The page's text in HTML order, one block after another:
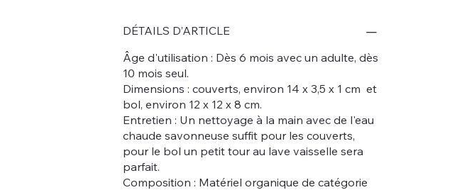
DÉTAILS D’ARTICLE
Âge d'utilisation : Dès 6 mois avec un adulte, dès
10 mois seul.
Dimensions : couverts, environ 14 x 3,5 x 1 cm et
bol, environ 12 x 12 x 8 cm.
Entretien : Un nettoyage à la main avec de l'eau
chaude savonneuse suffit pour les couverts,
pour le bol un petit tour au lave vaisselle sera
parfait.
Composition : Matériel organique de catégorie